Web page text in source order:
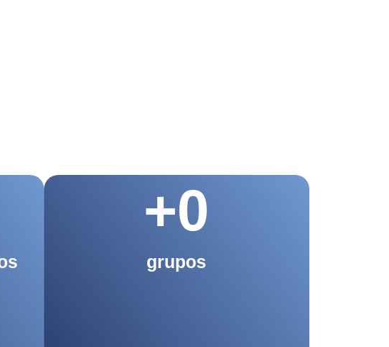
grupos
+0